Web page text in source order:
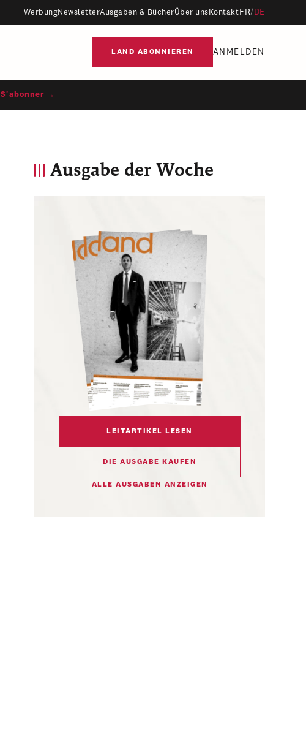
WerbungNewsletterAusgaben & BücherÜber uns Kontakt FR/ DE
LAND ABONNIEREN ANMELDEN
S'abonner →
Ausgabe der Woche
LEITARTIKEL LESEN
DIE AUSGABE KAUFEN
ALLE AUSGABEN ANZEIGEN